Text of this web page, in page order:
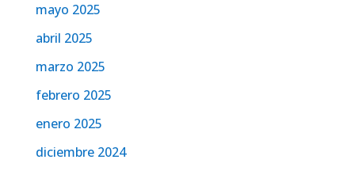
mayo 2025
abril 2025
marzo 2025
febrero 2025
enero 2025
diciembre 2024